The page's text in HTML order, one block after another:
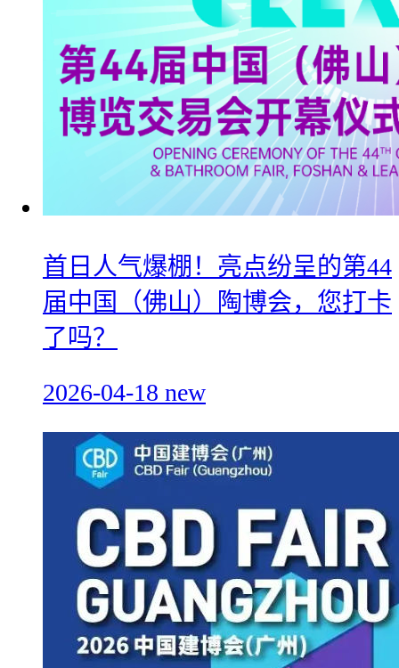
首日人气爆棚！亮点纷呈的第44
届中国（佛山）陶博会，您打卡
了吗？
2026-04-18 new